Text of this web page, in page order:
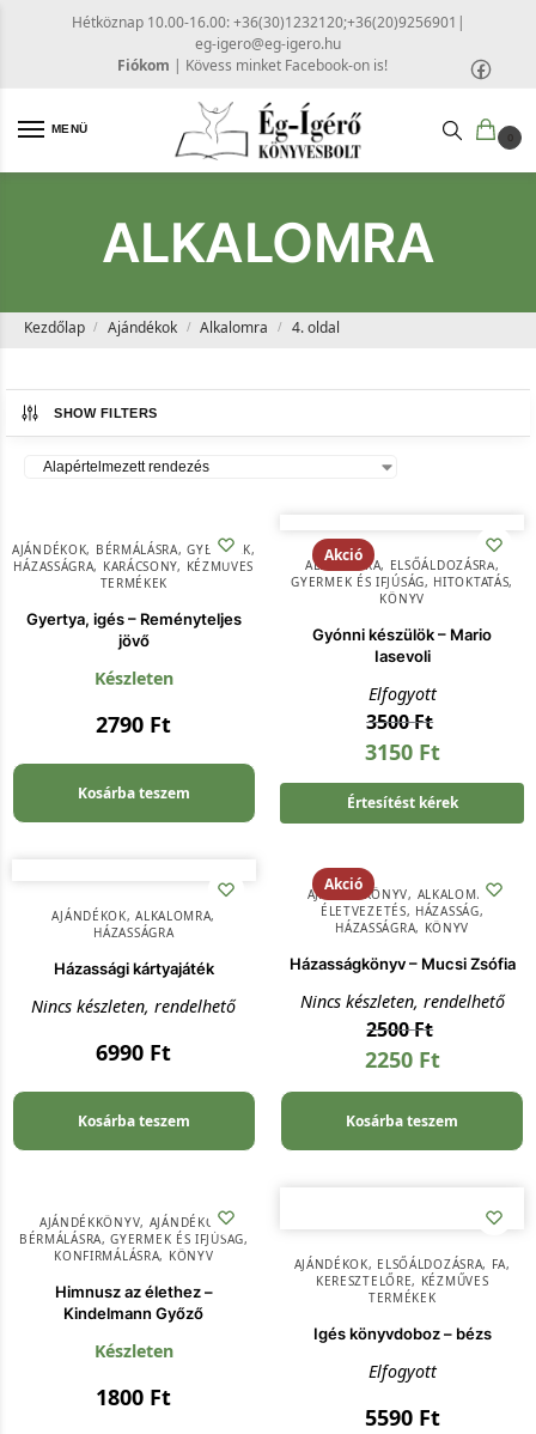
Hétköznap 10.00-16.00: +36(30)1232120;+36(20)9256901 |
eg-igero@eg-igero.hu
Fiókom | Kövess minket Facebook-on is!
MENÜ
0
ALKALOMRA
Kezdőlap / Ajándékok / Alkalomra / 4. oldal
SHOW FILTERS
AJÁNDÉKOK, BÉRMÁLÁSRA,GYERTYÁK,
HÁZASSÁGRA, KARÁCSONY, KÉZMŰVES
TERMÉKEK
Gyertya, igés – Reményteljes
jövő
Készleten
2790 Ft
Kosárba teszem
Akció
ALKALOMRA, ELSŐÁLDOZÁSRA,
GYERMEK ÉS IFJÚSÁG, HITOKTATÁS,
KÖNYV
Gyónni készülök – Mario
Iasevoli
Elfogyott
3500Ft
3150 Ft
Értesítést kérek
AJÁNDÉKOK,ALKALOMRA,
HÁZASSÁGRA
Házassági kártyajáték
Nincs készleten, rendelhető
6990 Ft
Kosárba teszem
Akció
AJÁNDÉKKÖNYV, ALKALOMRA,
ÉLETVEZETÉS, HÁZASSÁG,
HÁZASSÁGRA, KÖNYV
Házasságkönyv – Mucsi Zsófia
Nincs készleten, rendelhető
2500Ft
2250 Ft
Kosárba teszem
AJÁNDÉKKÖNYV, AJÁNDÉKOK,
BÉRMÁLÁSRA,GYERMEK ÉS IFJÚSÁG,
KONFIRMÁLÁSRA, KÖNYV
Himnusz az élethez –
Kindelmann Győző
Készleten
1800 Ft
AJÁNDÉKOK, ELSŐÁLDOZÁSRA, FA,
KERESZTELŐRE, KÉZMŰVES
TERMÉKEK
Igés könyvdoboz – bézs
Elfogyott
5590 Ft